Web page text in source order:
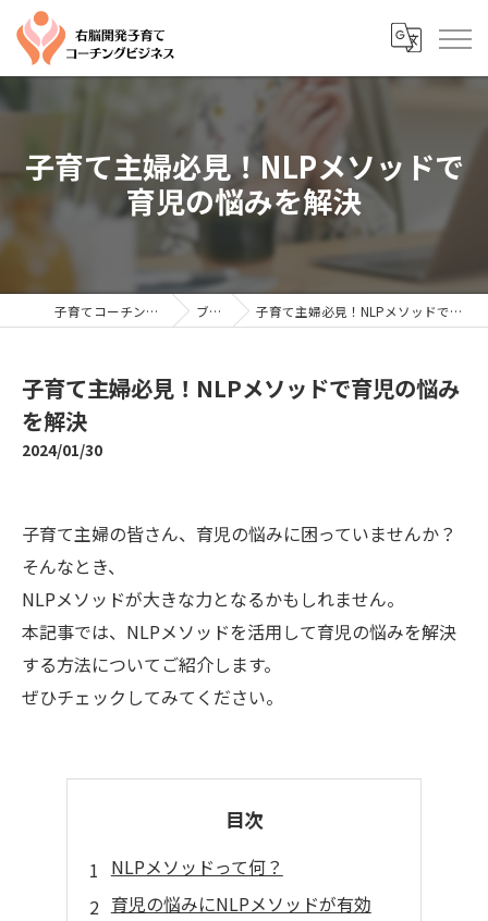
子育て主婦必見！NLPメソッドで
育児の悩みを解決
子育てコーチングならYTC ブログ 子育て主婦必見！NLPメソッドで育児の悩みを解決
子育て主婦必見！NLPメソッドで育児の悩み
を解決
2024/01/30
子育て主婦の皆さん、育児の悩みに困っていませんか？
そんなとき、
NLPメソッドが大きな力となるかもしれません。
本記事では、NLPメソッドを活用して育児の悩みを解決
する方法についてご紹介します。
ぜひチェックしてみてください。
目次
NLPメソッドって何？
育児の悩みにNLPメソッドが有効